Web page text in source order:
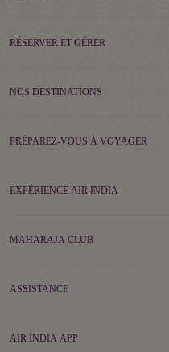
RÉSERVER ET GÉRER
NOS DESTINATIONS
PRÉPAREZ-VOUS À VOYAGER
EXPÉRIENCE AIR INDIA
MAHARAJA CLUB
ASSISTANCE
AIR INDIA APP